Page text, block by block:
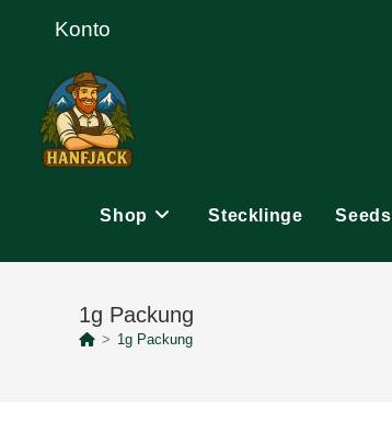
Konto
Shop Stecklinge Seeds
1g Packung
> 1g Packung